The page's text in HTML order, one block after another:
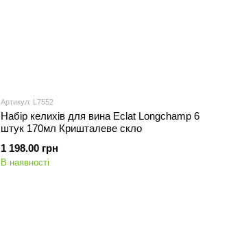
Артикул: L7552
Набір келихів для вина Eclat Longchamp 6
штук 170мл Кришталеве скло
1 198.00 грн
В наявності